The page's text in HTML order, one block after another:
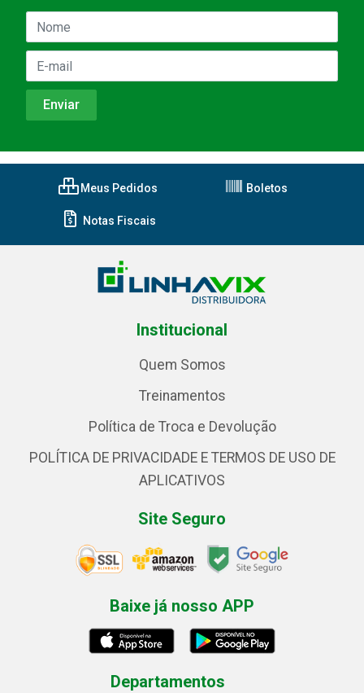
Meus Pedidos Boletos
Notas Fiscais
Institucional
Quem Somos
Treinamentos
Política de Troca e Devolução
POLÍTICA DE PRIVACIDADE E TERMOS DE USO DE
APLICATIVOS
Site Seguro
Baixe já nosso APP
Departamentos